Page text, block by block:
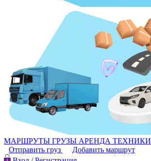
МАРШРУТЫ ГРУЗЫ АРЕНДА ТЕХНИКИ
Отправить груз
Добавить маршрут